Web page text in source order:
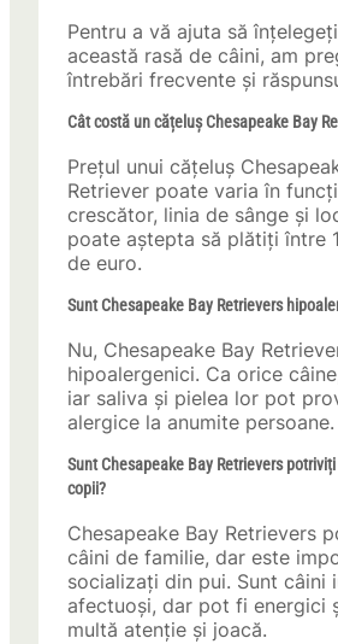
Pentru a vă ajuta să
această rasă de câini, am
întrebări frecvente și
Cât costă un cățeluș Chesapeake Bay
Prețul unui cățeluș
Retriever poate varia în
crescător, linia de sânge și
poate aștepta să plătiți între
de euro.
Sunt Chesapeake Bay Retrievers
Nu, Chesapeake Bay
hipoalergenici. Ca orice
iar saliva și pielea lor pot
alergice la anumite persoane.
Sunt Chesapeake Bay Retrievers
copii?
Chesapeake Bay Retrievers
câini de familie, dar este
socializați din pui. Sunt câini
afectuoși, dar pot fi energici
multă atenție și joacă.